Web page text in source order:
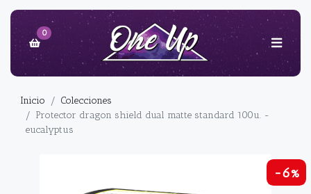
0
Inicio
Colecciones
Protector dragon shield dual matte standard 100u. -
eucalyptus
-6%